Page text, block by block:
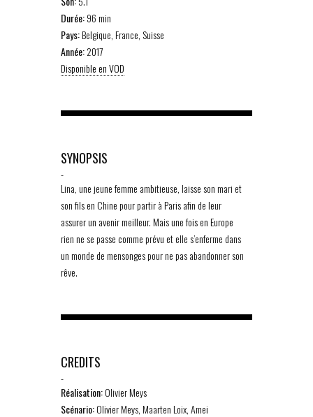
Durée:96 min
Pays:Belgique, France, Suisse
Année:2017
Disponible en VOD
SYNOPSIS
-
Lina, une jeune femme ambitieuse, laisse son mari et
son fils en Chine pour partir à Paris afin de leur
assurer un avenir meilleur. Mais une fois en Europe
rien ne se passe comme prévu et elle s’enferme dans
un monde de mensonges pour ne pas abandonner son
rêve.
CREDITS
-
Réalisation:Olivier Meys
Scénario:Olivier Meys, Maarten Loix, Amei